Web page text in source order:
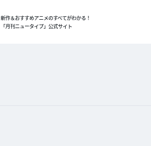
新作＆おすすめアニメのすべてがわかる！
「月刊ニュータイプ」公式サイト